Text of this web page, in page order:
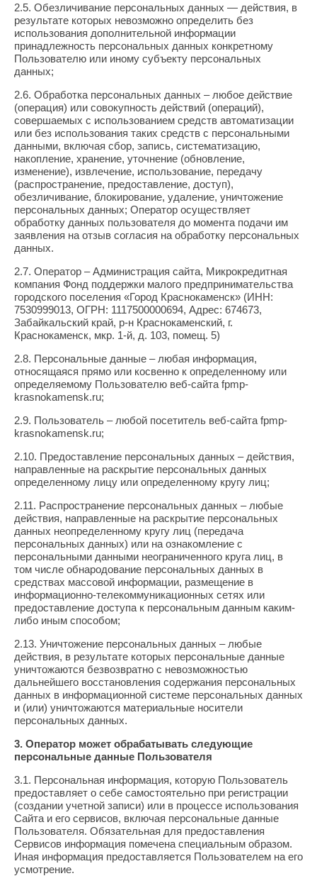
2.5. Обезличивание персональных данных — действия, в
результате которых невозможно определить без
использования дополнительной информации
принадлежность персональных данных конкретному
Пользователю или иному субъекту персональных
данных;
2.6. Обработка персональных данных – любое действие
(операция) или совокупность действий (операций),
совершаемых с использованием средств автоматизации
или без использования таких средств с персональными
данными, включая сбор, запись, систематизацию,
накопление, хранение, уточнение (обновление,
изменение), извлечение, использование, передачу
(распространение, предоставление, доступ),
обезличивание, блокирование, удаление, уничтожение
персональных данных; Оператор осуществляет
обработку данных пользователя до момента подачи им
заявления на отзыв согласия на обработку персональных
данных.
2.7. Оператор – Администрация сайта, Микрокредитная
компания Фонд поддержки малого предпринимательства
городского поселения «Город Краснокаменск» (ИНН:
7530999013, ОГРН: 1117500000694, Адрес: 674673,
Забайкальский край, р-н Краснокаменский, г.
Краснокаменск, мкр. 1-й, д. 103, помещ. 5)
2.8. Персональные данные – любая информация,
относящаяся прямо или косвенно к определенному или
определяемому Пользователю веб-сайта fpmp-
krasnokamensk.ru;
2.9. Пользователь – любой посетитель веб-сайта fpmp-
krasnokamensk.ru;
2.10. Предоставление персональных данных – действия,
направленные на раскрытие персональных данных
определенному лицу или определенному кругу лиц;
2.11. Распространение персональных данных – любые
действия, направленные на раскрытие персональных
данных неопределенному кругу лиц (передача
персональных данных) или на ознакомление с
персональными данными неограниченного круга лиц, в
том числе обнародование персональных данных в
средствах массовой информации, размещение в
информационно-телекоммуникационных сетях или
предоставление доступа к персональным данным каким-
либо иным способом;
2.13. Уничтожение персональных данных – любые
действия, в результате которых персональные данные
уничтожаются безвозвратно с невозможностью
дальнейшего восстановления содержания персональных
данных в информационной системе персональных данных
и (или) уничтожаются материальные носители
персональных данных.
3. Оператор может обрабатывать следующие
персональные данные Пользователя
3.1. Персональная информация, которую Пользователь
предоставляет о себе самостоятельно при регистрации
(создании учетной записи) или в процессе использования
Сайта и его сервисов, включая персональные данные
Пользователя. Обязательная для предоставления
Сервисов информация помечена специальным образом.
Иная информация предоставляется Пользователем на его
усмотрение.